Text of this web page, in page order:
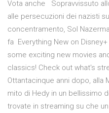
Vota anche Sopravvissuto
alle persecuzioni dei nazisti
concentramento, Sol
fa Everything New on
some exciting new movies
classics! Check out what's
Ottantacinque anni dopo, alla
mito di Hedy in un bellissimo
trovate in streaming su che